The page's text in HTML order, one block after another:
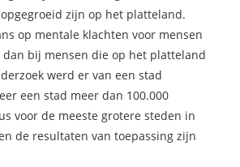
zijn op het platteland.
op mentale klachten voor mensen
bij mensen die op het platteland
werd er van een stad
een stad meer dan 100.000
voor de meeste grotere steden in
de resultaten van toepassing zijn